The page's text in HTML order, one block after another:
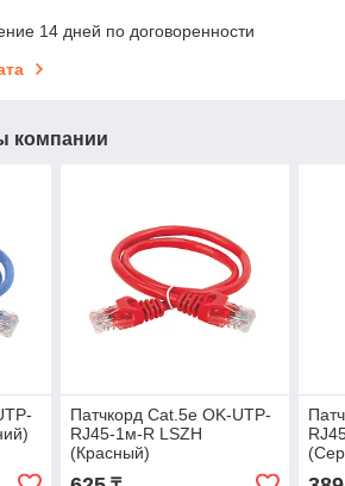
14 дней по договоренности
компании
Патчкорд Cat.5e OK-UTP-
RJ45-1м-R LSZH
(Красный)